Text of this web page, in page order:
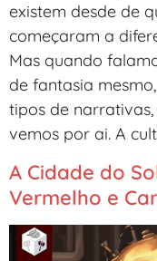
existem desde de
começaram a
Mas quando
de fantasia
tipos de
vemos por ai. A
A Cidade do
Vermelho e